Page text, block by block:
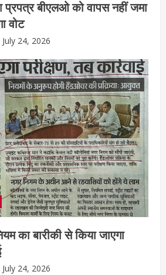
बीएलओ को वापस नहीं जमा
वोट
July 24, 2026
का बारीकी से किया जाएगा
July 24, 2026